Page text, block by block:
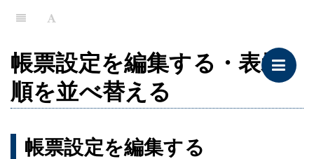
帳票設定を編集する・表示
順を並べ替える
帳票設定を編集する